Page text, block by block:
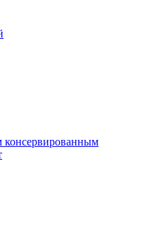
консервированным